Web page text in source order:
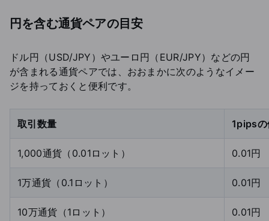
円を含む通貨ペアの目安
ドル円（USD/JPY）やユーロ円（EUR/JPY）などの円
が含まれる通貨ペアでは、おおまかに次のようなイメー
ジを持っておくと便利です。
取引数量 1pipsの
1,000通貨（0.01ロット） 0.01円
1万通貨（0.1ロット） 0.01円
10万通貨（1ロット） 0.01円